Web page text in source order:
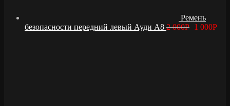
Ремень
безопасности передний левый Ауди А8 2 000Р 1 000Р